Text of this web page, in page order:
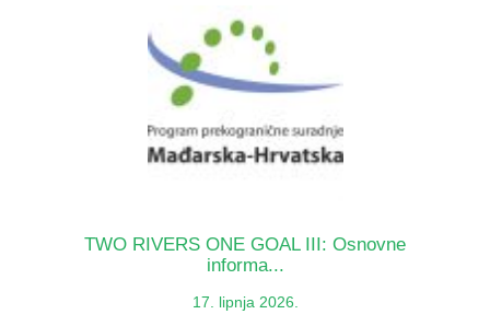
TWO RIVERS ONE GOAL III: Osnovne
informa...
17. lipnja 2026.